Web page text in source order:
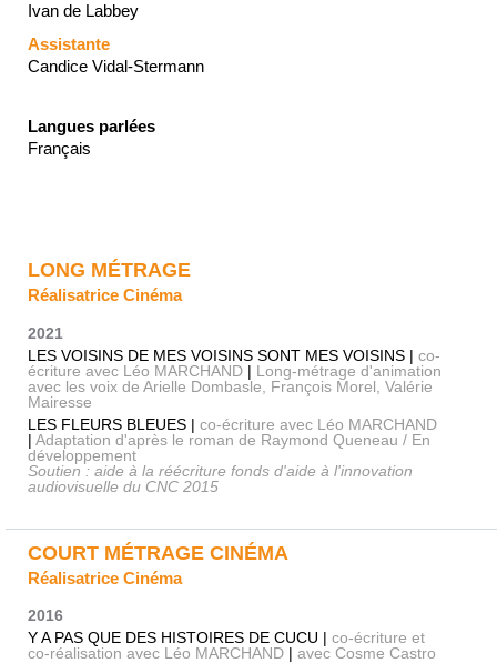
Ivan de Labbey
Assistante
Candice Vidal-Stermann
Langues parlées
Français
LONG MÉTRAGE
Réalisatrice Cinéma
2021
LES VOISINS DE MES VOISINS SONT MES VOISINS | co-
écriture avec Léo MARCHAND | Long-métrage d'animation
avec les voix de Arielle Dombasle, François Morel, Valérie
Mairesse
LES FLEURS BLEUES | co-écriture avec Léo MARCHAND
| Adaptation d'après le roman de Raymond Queneau / En
développement
Soutien : aide à la réécriture fonds d'aide à l'innovation
audiovisuelle du CNC 2015
COURT MÉTRAGE CINÉMA
Réalisatrice Cinéma
2016
Y A PAS QUE DES HISTOIRES DE CUCU | co-écriture et
co-réalisation avec Léo MARCHAND | avec Cosme Castro